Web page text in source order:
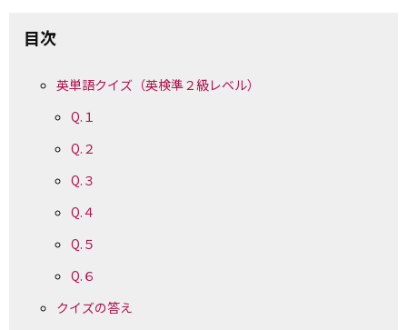
目次
英単語クイズ（英検準２級レベル）
Q.１
Q.２
Q.３
Q.４
Q.５
Q.６
クイズの答え